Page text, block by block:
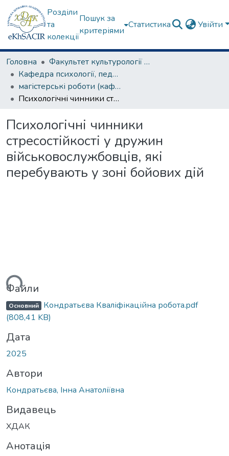
Розділи
та
колекції
Пошук за
критеріями
Статистика Увійти
Головна
Факультет культурології та соціальних комунікацій
Кафедра психології, педагогіки та філології
магістерські роботи (кафедра психології, педагогіки та філології)
Психологічні чинники стресостійкості у дружин військовослужбовців, які перебувають у зоні бойових дій
Психологічні чинники
стресостійкості у дружин
військовослужбовців, які
перебувають у зоні бойових дій
Файли
Основний Кондратьєва Кваліфікаційна робота.pdf
(808,41 KB)
Дата
2025
Автори
Кондратьєва, Інна Анатоліївна
Видавець
ХДАК
Анотація